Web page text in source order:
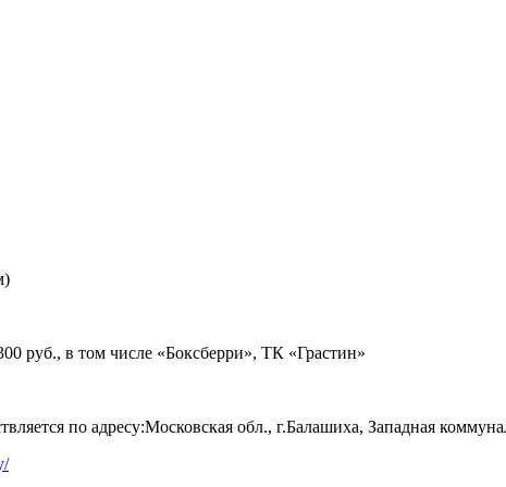
руб., в том числе «Боксберри», ТК «Грастин»
по адресу:Московская обл., г.Балашиха, Западная